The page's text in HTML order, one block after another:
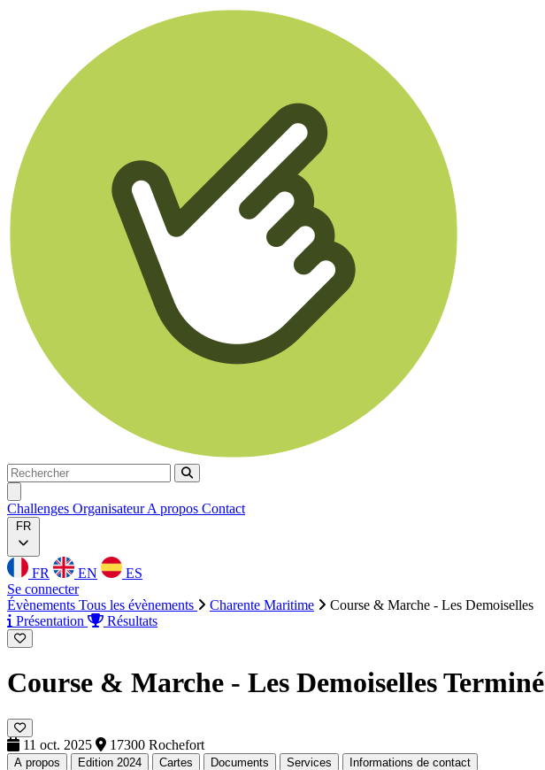
Rechercher
Rechercher
Challenges OrganisateurA propos Contact
FR
FR EN
ES
Se connecter
Évènements Tous les évènements Charente Maritime
Course & Marche - Les Demoiselles
Présentation
Résultats
Course & Marche - Les DemoisellesTerminé
11 oct. 2025 17300 Rochefort
A propos Edition 2024 Cartes Documents Services Informations de contact